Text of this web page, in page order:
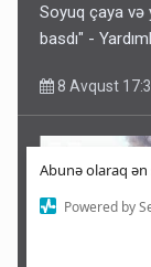
Abunə olaraq
Powered by
Soyuq çaya və
basdı" -
8 Avqust